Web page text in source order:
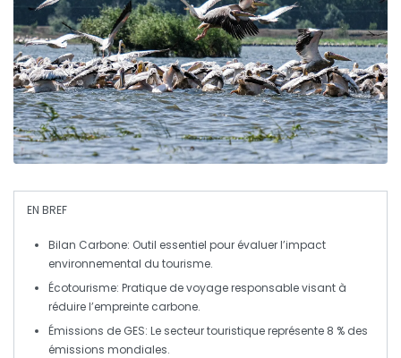
EN BREF
Bilan Carbone: Outil essentiel pour évaluer l’impact
environnemental du tourisme.
Écotourisme: Pratique de voyage responsable visant à
réduire l’empreinte carbone.
Émissions de GES: Le secteur touristique représente 8 % des
émissions mondiales.